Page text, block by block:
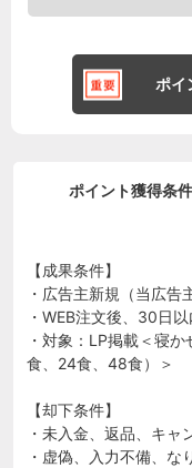
ポイ
ポイント獲得条件
【成果条件】
・広告主新規（当広告
・WEB注文後、30日
・対象：LP掲載＜寝
食、24食、48食）＞
【却下条件】
・未入金、返品、キャ
・虚偽、入力不備、